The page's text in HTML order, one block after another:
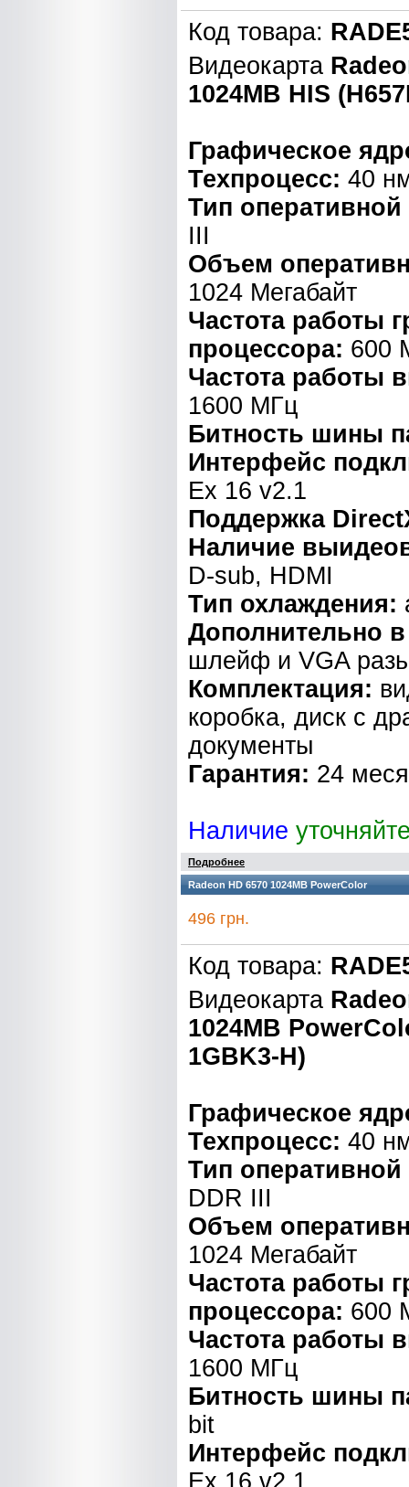
Код товара:
Видеокарта
1024MB HIS
Графическое
Техпроцесс: 40
Тип
III
Объем
1024 Мегабайт
Частота работы
процессора: 600
Частота работы
1600 МГц
Битность шины
Интерфейс
Ex 16 v2.1
Поддержка
Наличие
D-sub, HDMI
Тип охлаждения:
Дополнительно
шлейф и VGA
Комплектация:
коробка, диск с
документы
Гарантия: 24
Наличие
Подробнее
Radeon HD 6570 1024MB PowerColor
496 грн.
Код товара:
Видеокарта
1024MB
1GBK3-H)
Графическое
Техпроцесс: 40
Тип
DDR III
Объем
1024 Мегабайт
Частота работы
процессора: 600
Частота работы
1600 МГц
Битность шины
bit
Интерфейс
Ex 16 v2.1